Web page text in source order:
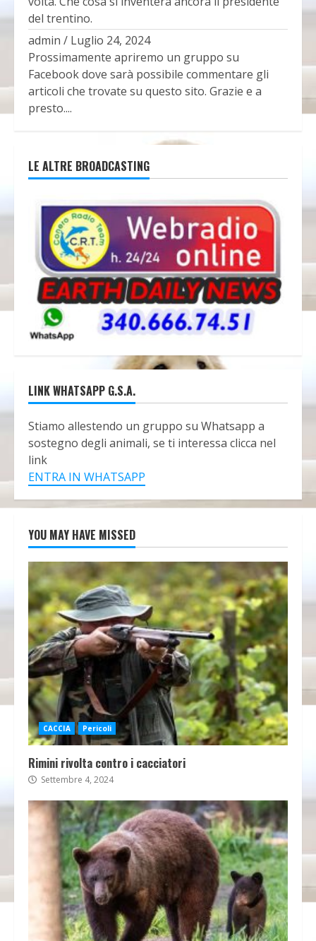
del trentino.
admin / Luglio 24, 2024
Prossimamente apriremo un gruppo su
Facebook dove sarà possibile commentare gli
articoli che trovate su questo sito. Grazie e a
presto....
LE ALTRE BROADCASTING
LINK WHATSAPP G.S.A.
Stiamo allestendo un gruppo su Whatsapp a
sostegno degli animali, se ti interessa clicca nel
link
ENTRA IN WHATSAPP
YOU MAY HAVE MISSED
CACCIA Pericoli
Rimini rivolta contro i cacciatori
Settembre 4, 2024